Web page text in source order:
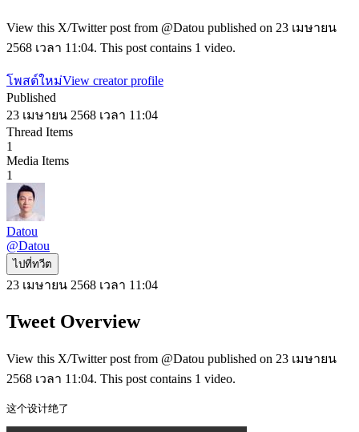
View this X/Twitter post from @Datou published on 23 เมษายน
2568 เวลา 11:04. This post contains 1 video.
โพสต์ใหม่View creator profile
Published
23 เมษายน 2568 เวลา 11:04
Thread Items
1
Media Items
1
Datou
@Datou
ไปที่ทวีต
23 เมษายน 2568 เวลา 11:04
Tweet Overview
View this X/Twitter post from @Datou published on 23 เมษายน
2568 เวลา 11:04. This post contains 1 video.
这个设计绝了